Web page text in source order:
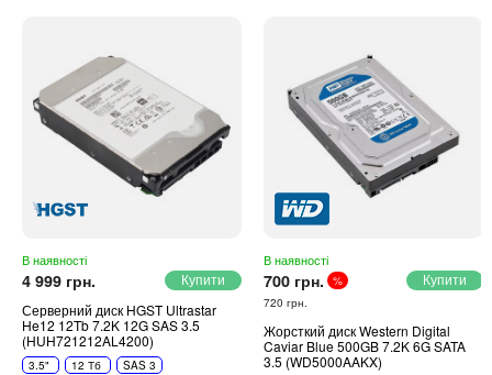
В наявності
4 999 грн.
Серверний диск HGST Ultrastar
He12 12Tb 7.2K 12G SAS 3.5
(HUH721212AL4200)
3.5" 12 Тб SAS 3
В наявності
700 грн.
%
720 грн.
Жорсткий диск Western Digital
Caviar Blue 500GB 7.2K 6G SATA
3.5 (WD5000AAKX)